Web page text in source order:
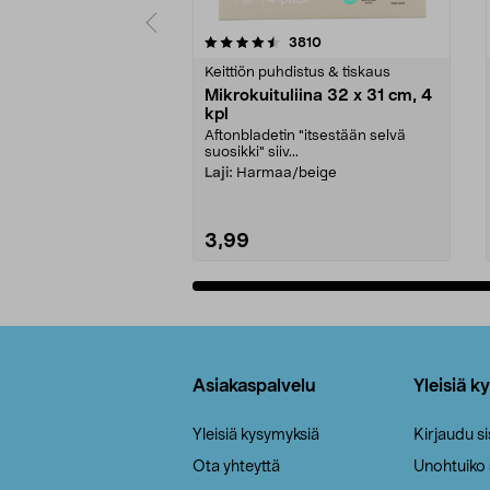
3810arvostelut
Keittiön puhdistus & tiskaus
Mikrokuituliina 32 x 31 cm, 4
kpl
Aftonbladetin "itsestään selvä
suosikki" siiv...
Laji: Harmaa/beige
3,99
4.5viidestä
Asiakaspalvelu
Yleisiä kysymyksiä
Ota yhteyttä
Yleisiä
Kirjaudu
Unohtuiko